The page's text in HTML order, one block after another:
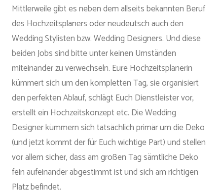
Mittlerweile gibt es neben dem allseits bekannten Beruf
des Hochzeitsplaners oder neudeutsch auch den
Wedding Stylisten bzw. Wedding Designers. Und diese
beiden Jobs sind bitte unter keinen Umständen
miteinander zu verwechseln. Eure Hochzeitsplanerin
kümmert sich um den kompletten Tag, sie organisiert
den perfekten Ablauf, schlägt Euch Dienstleister vor,
erstellt ein Hochzeitskonzept etc. Die Wedding
Designer kümmern sich tatsächlich primär um die Deko
(und jetzt kommt der für Euch wichtige Part) und stellen
vor allem sicher, dass am großen Tag sämtliche Deko
fein aufeinander abgestimmt ist und sich am richtigen
Platz befindet.